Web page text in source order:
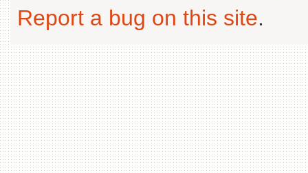
Report a bug on this site.